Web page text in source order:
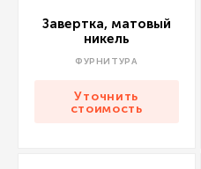
Завертка, матовый
никель
ФУРНИТУРА
Уточнить
стоимость